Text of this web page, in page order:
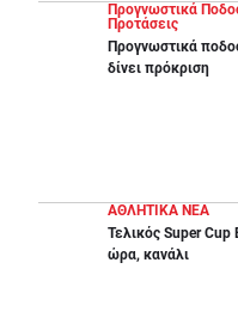
Προγνωστικά
Προτάσεις
Προγνωστικά
δίνει πρόκριση
ΑΘΛΗΤΙΚΑ ΝΕΑ
Τελικός Super
ώρα, κανάλι